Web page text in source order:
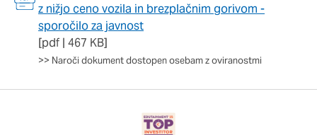
z nižjo ceno vozila in brezplačnim gorivom -
sporočilo za javnost
[pdf | 467 KB]
>> Naroči dokument dostopen osebam z oviranostmi
mesta. Z njimi prepoznamo, katera mesta so najbolj in najmanj
priljubljena, in opazujemo, kako se obiskovalci pomikajo po
spletnem mestu. Podatki, ki jih piškotki zbirajo, so združeni in
anonimni. Če uporabo teh piškotkov zavrnete, ne bomo vedeli,
kdaj ste obiskali naše spletno mesto.
Te piškotke nastavijo naši oglaševalski partnerji. Partnerska